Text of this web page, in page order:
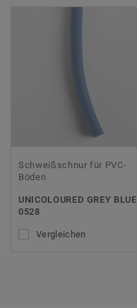
Schweißschnur für PVC-
Böden
UNICOLOURED GREY BLUE
0528
Vergleichen